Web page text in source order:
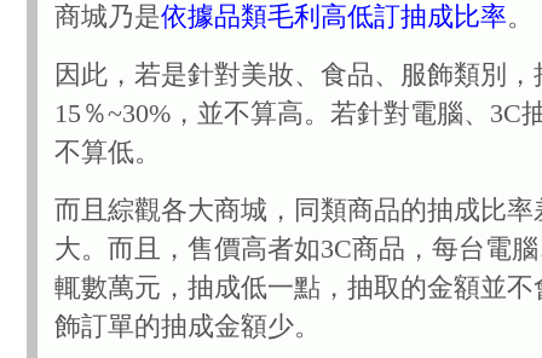
商城乃是依據品類毛利高低訂抽成比率。
因此，若是針對美妝、食品、服飾類別，
15％~30%，並不算高。若針對電腦、3C
不算低。
而且綜觀各大商城，同類商品的抽成比率
大。而且，售價高者如3C商品，每台電
輒數萬元，抽成低一點，抽取的金額並不
飾訂單的抽成金額少。